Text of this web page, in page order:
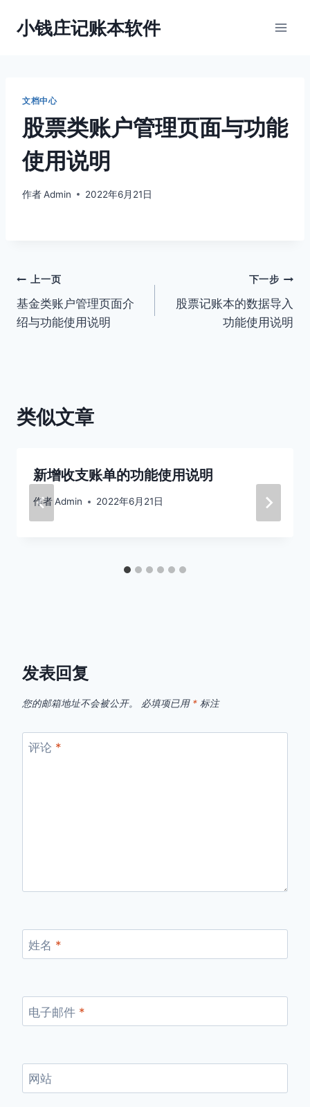
小钱庄记账本软件
文档中心
股票类账户管理页面与功能
使用说明
作者Admin 2022年6月21日
文
章
上一页
基金类账户管理页面介
绍与功能使用说明
下一步
股票记账本的数据导入
功能使用说明
类似文章
新增收支账单的功能使用说明
作者Admin 2022年6月21日
发表回复
您的邮箱地址不会被公开。 必填项已用 * 标注
评论 *
姓名 *
电子邮件 *
网站